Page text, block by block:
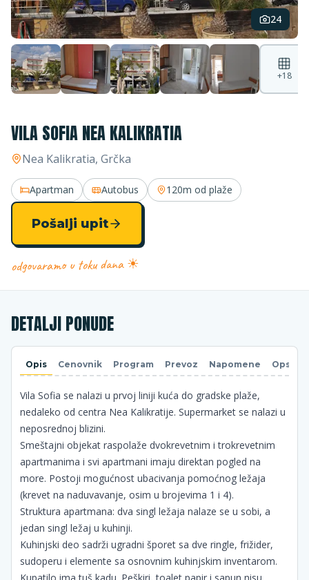
24
+18
VILA SOFIA NEA KALIKRATIA
Nea Kalikratia, Grčka
Apartman Autobus 120m od plaže
Pošalji upit
odgovaramo u toku dana ☀
DETALJI PONUDE
Opis Cenovnik Program Prevoz Napomene Opsti
Vila Sofia se nalazi u prvoj liniji kuća do gradske plaže,
nedaleko od centra Nea Kalikratije. Supermarket se nalazi u
neposrednoj blizini.
Smeštajni objekat raspolaže dvokrevetnim i trokrevetnim
apartmanima i svi apartmani imaju direktan pogled na
more. Postoji mogućnost ubacivanja pomoćnog ležaja
(krevet na naduvavanje, osim u brojevima 1 i 4).
Struktura apartmana: dva singl ležaja nalaze se u sobi, a
jedan singl ležaj u kuhinji.
Kuhinjski deo sadrži ugradni šporet sa dve ringle, frižider,
sudoperu i elemente sa osnovnim kuhinjskim inventarom.